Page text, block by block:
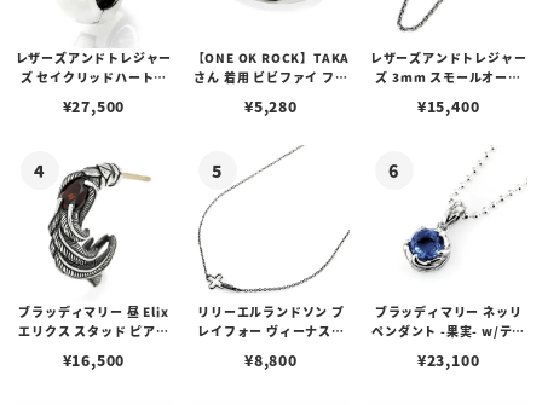
レザーズアンドトレジャー
ズ セイクリッドハートピ
¥27,500
【ONE OK ROCK】TAKA
さん 着用 ビビファイ フー
¥5,280
レザーズアンドトレジャー
ズ 3mm スモールオーバ
ブスタークラスプ＆LTロ
¥15,400
ブラッディマリー 昼 Elix
エリクス スタッド ピアス
¥16,500
リリーエルランドソン プ
レイフォー ヴィーナスチ
¥8,800
ブラッディマリー ネッリ
ペンダント -果実- w/ティ
¥23,100